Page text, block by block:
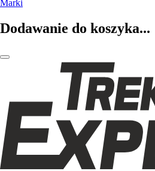
Marki
Dodawanie do koszyka...